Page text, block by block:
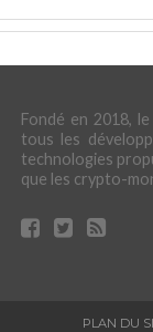
Fondé en 2018, le
tous les
technologies
que les crypto-
PLAN DU